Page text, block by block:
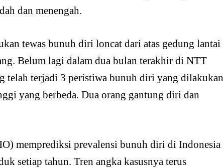
dan menengah.
tewas bunuh diri loncat dari atas gedung lantai
Belum lagi dalam dua bulan terakhir di NTT
telah terjadi 3 peristiwa bunuh diri yang dilakukan
yang berbeda. Dua orang gantung diri dan
memprediksi prevalensi bunuh diri di Indonesia
setiap tahun. Tren angka kasusnya terus